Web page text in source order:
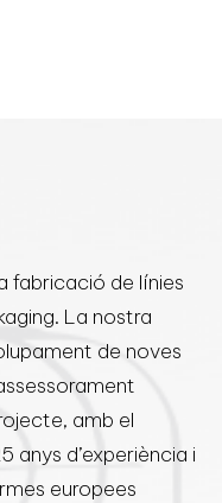
fabricació de línies
La nostra
de noves
amb el
anys d’experiència i
europees